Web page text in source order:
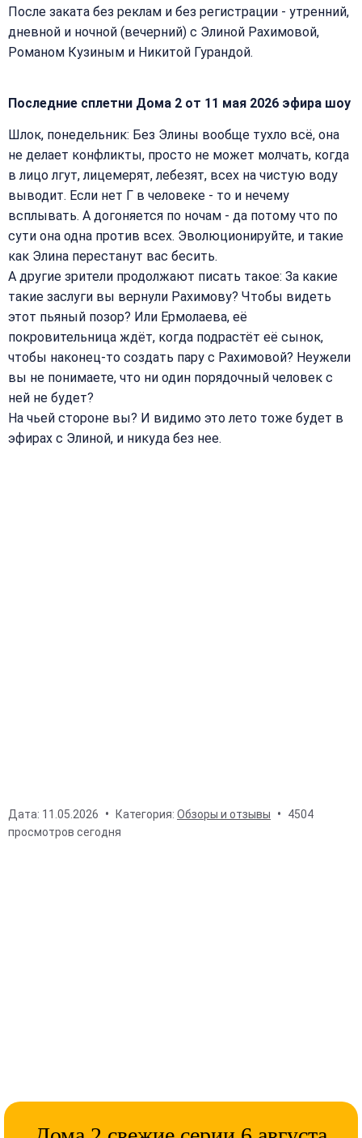
После заката без реклам и без регистрации - утренний,
дневной и ночной (вечерний) с Элиной Рахимовой,
Романом Кузиным и Никитой Гурандой.
Последние сплетни Дома 2 от 11 мая 2026 эфира шоу
Шлок, понедельник: Без Элины вообще тухло всё, она
не делает конфликты, просто не может молчать, когда
в лицо лгут, лицемерят, лебезят, всех на чистую воду
выводит. Если нет Г в человеке - то и нечему
всплывать. А догоняется по ночам - да потому что по
сути она одна против всех. Эволюционируйте, и такие
как Элина перестанут вас бесить.
А другие зрители продолжают писать такое: За какие
такие заслуги вы вернули Рахимову? Чтобы видеть
этот пьяный позор? Или Ермолаева, её
покровительница ждёт, когда подрастёт её сынок,
чтобы наконец-то создать пару с Рахимовой? Неужели
вы не понимаете, что ни один порядочный человек с
ней не будет?
На чьей стороне вы? И видимо это лето тоже будет в
эфирах с Элиной, и никуда без нее.
Дата: 11.05.2026 Категория: Обзоры и отзывы
4504
просмотров сегодня